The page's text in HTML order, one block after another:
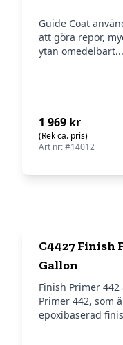
Guide Coat
att göra repor,
ytan omedelbart...
1 969 kr
(Rek ca. pris)
Art nr: #14012
C4427 Finish
Gallon
Finish Primer
Primer 442, som
epoxibaserad